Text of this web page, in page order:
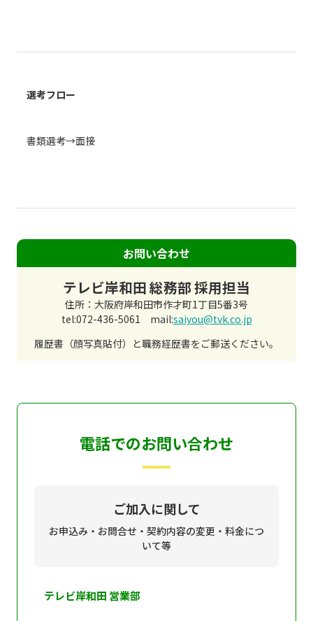
選考フロー
書類選考→面接
お問い合わせ
テレビ岸和田 総務部 採用担当
住所：大阪府岸和田市作才町1丁目5番3号
tel:072-436-5061 mail:saiyou@tvk.co.jp
履歴書（顔写真貼付）と職務経歴書をご郵送ください。
電話でのお問い合わせ
ご加入に関して
お申込み・お問合せ・契約内容の変更・料金につ
いて等
テレビ岸和田 営業部